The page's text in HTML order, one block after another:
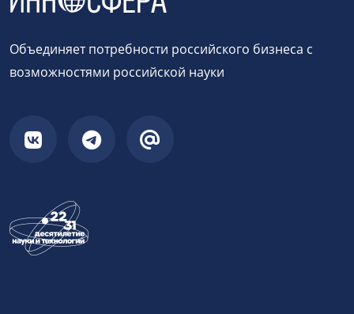
Объединяет потребности российского бизнеса с
возможностями российской науки